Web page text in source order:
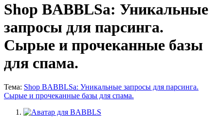
Shop BABBLSa: Уникальные
запросы для парсинга.
Сырые и прочеканные базы
для спама.
Тема: Shop BABBLSa: Уникальные запросы для парсинга.
Сырые и прочеканные базы для спама.